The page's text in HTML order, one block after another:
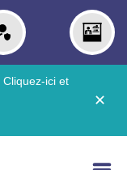
Cliquez-ici et
✕